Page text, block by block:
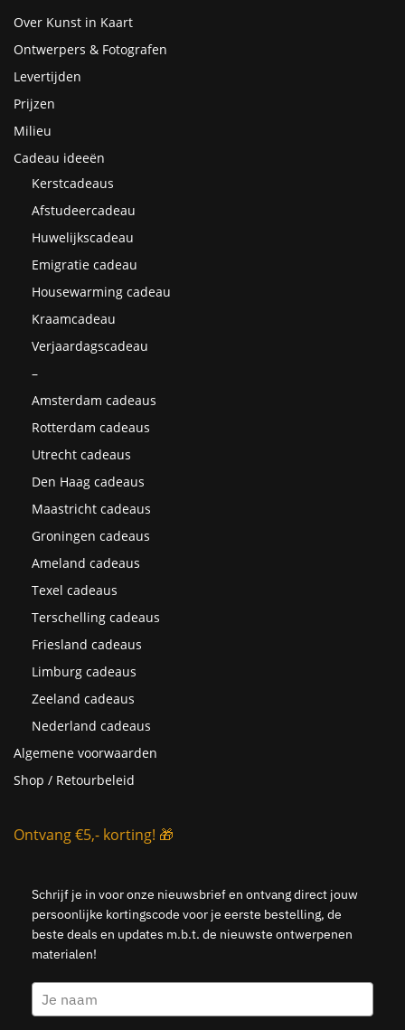
Over Kunst in Kaart
Ontwerpers & Fotografen
Levertijden
Prijzen
Milieu
Cadeau ideeën
Kerstcadeaus
Afstudeercadeau
Huwelijkscadeau
Emigratie cadeau
Housewarming cadeau
Kraamcadeau
Verjaardagscadeau
–
Amsterdam cadeaus
Rotterdam cadeaus
Utrecht cadeaus
Den Haag cadeaus
Maastricht cadeaus
Groningen cadeaus
Ameland cadeaus
Texel cadeaus
Terschelling cadeaus
Friesland cadeaus
Limburg cadeaus
Zeeland cadeaus
Nederland cadeaus
Algemene voorwaarden
Shop / Retourbeleid
Ontvang €5,- korting! 🎁
Schrijf je in voor onze nieuwsbrief en ontvang direct jouw
persoonlijke kortingscode voor je eerste bestelling, de
beste deals en updates m.b.t. de nieuwste ontwerpenen
materialen!